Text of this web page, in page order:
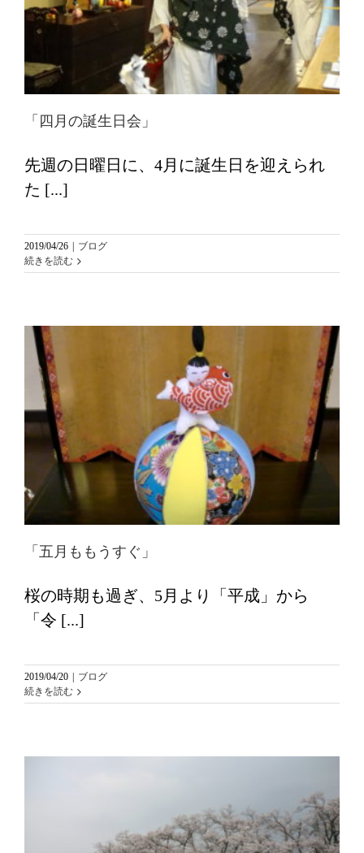
「四月の誕生日会」
先週の日曜日に、4月に誕生日を迎えられ
た [...]
2019/04/26 | ブログ
続きを読む
「五月ももうすぐ」
桜の時期も過ぎ、5月より「平成」から
「令 [...]
2019/04/20 | ブログ
続きを読む